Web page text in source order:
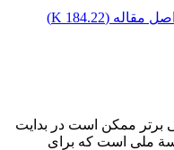
اصل مقاله (184.22 K
)
برتر ممکن است در بدایت
ملی است که برای